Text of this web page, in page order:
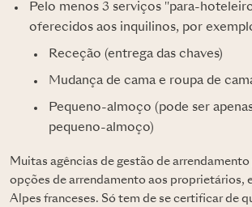
Pelo menos 3 serviços "para-
oferecidos aos inquilinos, por
Receção (entrega das chaves)
Mudança de cama e roupa de
Pequeno-almoço (pode ser
pequeno-almoço)
Muitas agências de gestão de
opções de arrendamento aos proprietários,
Alpes franceses. Só tem de se certificar de